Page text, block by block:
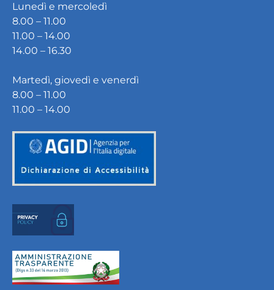
Lunedì e mercoledì
8.00 – 11.00
11.00 – 14.00
14.00 – 16.30
Martedì, giovedì e venerdì
8.00 – 11.00
11.00 – 14.00